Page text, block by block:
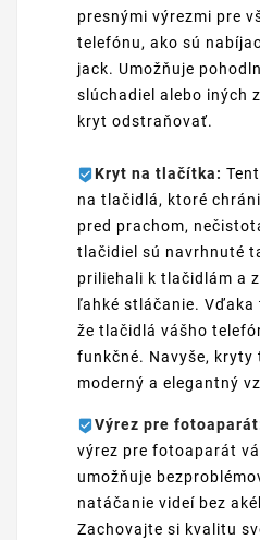
presnými výrezmi pre
telefónu, ako sú
jack. Umožňuje
slúchadiel alebo iných
kryt odstraňovať.
Kryt na tlačítka:
na tlačidlá, ktoré
pred prachom,
tlačidiel sú navrhnuté
priliehali k tlačidlám a
ľahké stláčanie.
že tlačidlá vášho
funkčné. Navyše,
moderný a elegantný
Výrez pre
výrez pre fotoaparát
umožňuje
natáčanie videí bez
Zachovajte si kvalitu